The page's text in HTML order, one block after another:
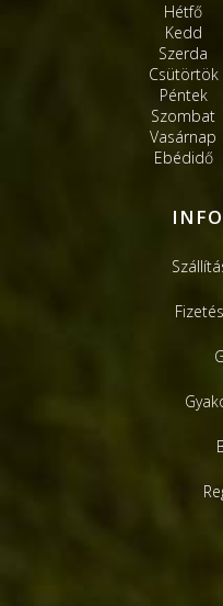
Hétfő
Kedd
Szerda
Csütörtök
Péntek
Szombat
Vasárnap
Ebédidő